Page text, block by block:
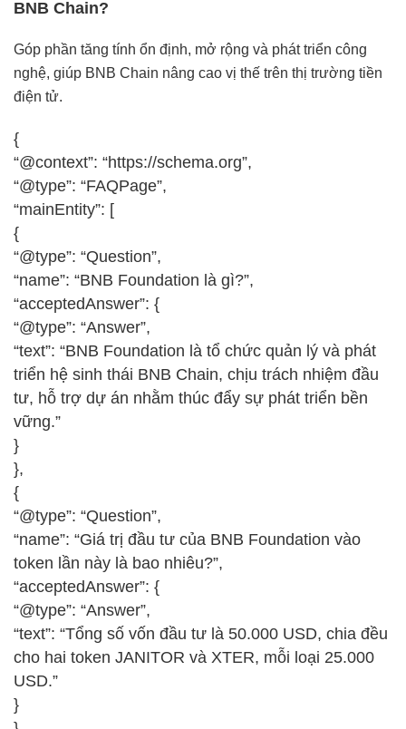
BNB Chain?
Góp phần tăng tính ổn định, mở rộng và phát triển công
nghệ, giúp BNB Chain nâng cao vị thế trên thị trường tiền
điện tử.
{
“@context”: “https://schema.org”,
“@type”: “FAQPage”,
“mainEntity”: [
{
“@type”: “Question”,
“name”: “BNB Foundation là gì?”,
“acceptedAnswer”: {
“@type”: “Answer”,
“text”: “BNB Foundation là tổ chức quản lý và phát
triển hệ sinh thái BNB Chain, chịu trách nhiệm đầu
tư, hỗ trợ dự án nhằm thúc đẩy sự phát triển bền
vững.”
}
},
{
“@type”: “Question”,
“name”: “Giá trị đầu tư của BNB Foundation vào
token lần này là bao nhiêu?”,
“acceptedAnswer”: {
“@type”: “Answer”,
“text”: “Tổng số vốn đầu tư là 50.000 USD, chia đều
cho hai token JANITOR và XTER, mỗi loại 25.000
USD.”
}